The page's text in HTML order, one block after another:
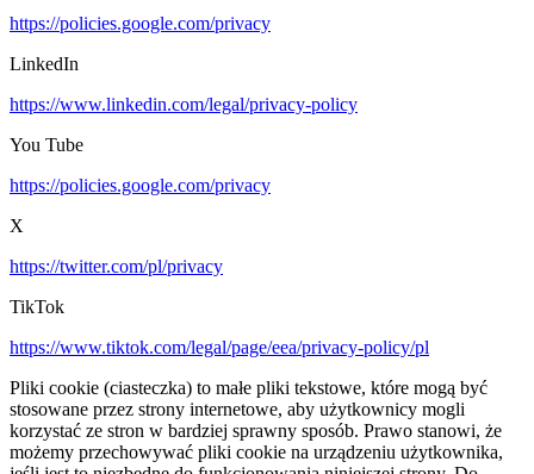
https://policies.google.com/privacy
LinkedIn
https://www.linkedin.com/legal/privacy-policy
You Tube
https://policies.google.com/privacy
X
https://twitter.com/pl/privacy
TikTok
https://www.tiktok.com/legal/page/eea/privacy-policy/pl
Pliki cookie (ciasteczka) to małe pliki tekstowe, które mogą być
stosowane przez strony internetowe, aby użytkownicy mogli
korzystać ze stron w bardziej sprawny sposób. Prawo stanowi, że
możemy przechowywać pliki cookie na urządzeniu użytkownika,